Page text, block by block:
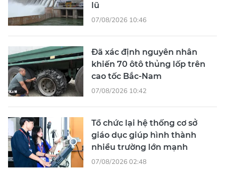
lũ
07/08/2026 10:46
Đã xác định nguyên nhân
khiến 70 ôtô thủng lốp trên
cao tốc Bắc-Nam
07/08/2026 10:42
Tổ chức lại hệ thống cơ sở
giáo dục giúp hình thành
nhiều trường lớn mạnh
07/08/2026 02:48